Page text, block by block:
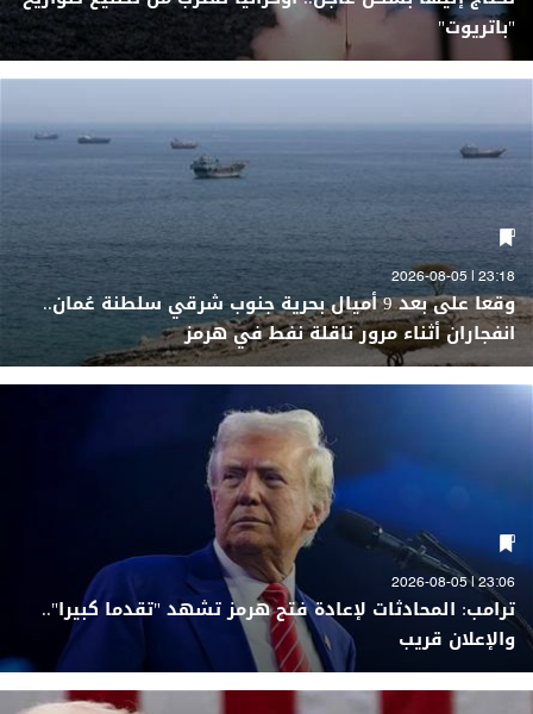
"باتريوت"
23:18 | 2026-08-05
وقعا على بعد 9 أميال بحرية جنوب شرقي سلطنة عُمان..
انفجاران أثناء مرور ناقلة نفط في هرمز
23:06 | 2026-08-05
ترامب: المحادثات لإعادة فتح هرمز تشهد "تقدما كبيرا"..
والإعلان قريب